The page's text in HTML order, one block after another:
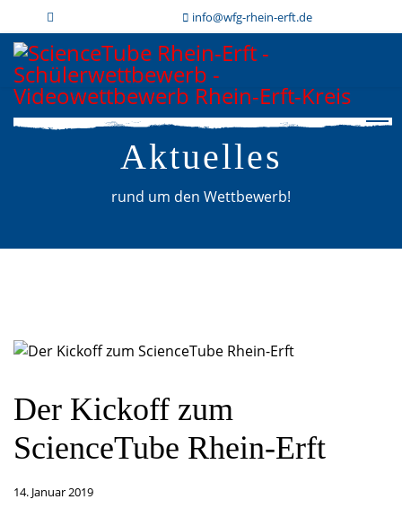
info@wfg-rhein-erft.de
Aktuelles
rund um den Wettbewerb!
Der Kickoff zum
ScienceTube Rhein-Erft
14. Januar 2019